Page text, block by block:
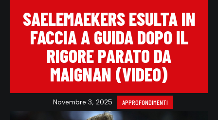
SAELEMAEKERS ESULTA IN
FACCIA A GUIDA DOPO IL
RIGORE PARATO DA
MAIGNAN (VIDEO)
Novembre 3, 2025 APPROFONDIMENTI